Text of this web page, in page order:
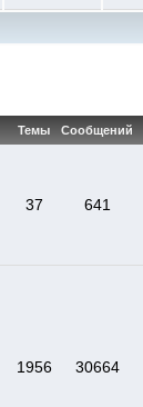
Темы Сообщений
37 641
1956 30664